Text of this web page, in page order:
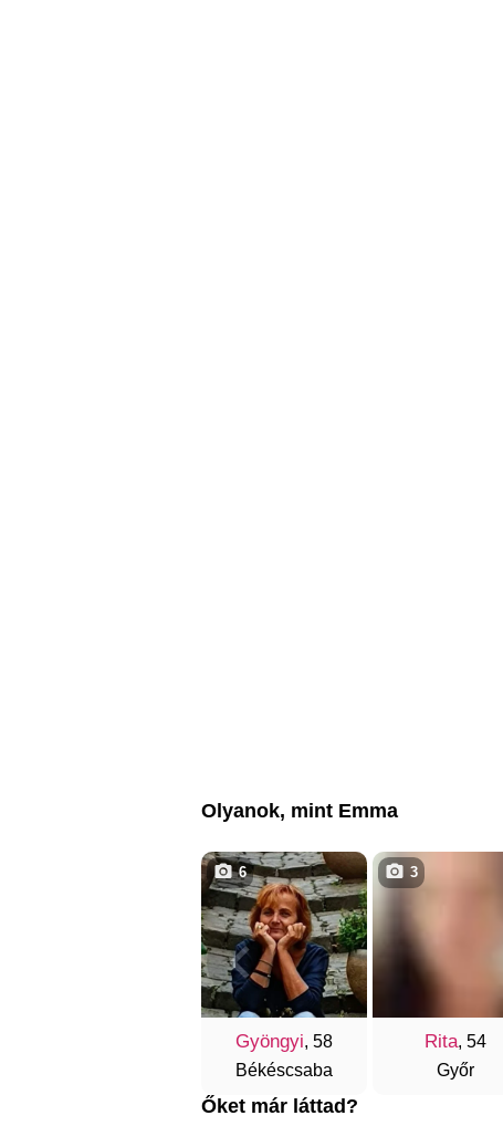
Olyanok, mint Emma
Gyöngyi, 58
Békéscsaba
6
Rita, 54
Győr
3
Őket már láttad?